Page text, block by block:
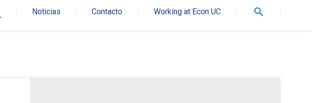
Noticias Contacto Working at Econ UC search